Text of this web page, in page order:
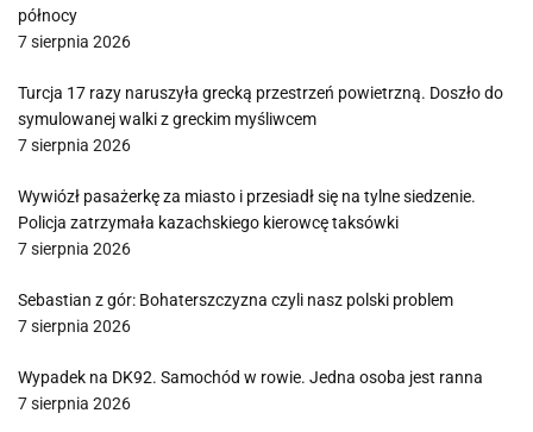
północy
7 sierpnia 2026
Turcja 17 razy naruszyła grecką przestrzeń powietrzną. Doszło do
symulowanej walki z greckim myśliwcem
7 sierpnia 2026
Wywiózł pasażerkę za miasto i przesiadł się na tylne siedzenie.
Policja zatrzymała kazachskiego kierowcę taksówki
7 sierpnia 2026
Sebastian z gór: Bohaterszczyzna czyli nasz polski problem
7 sierpnia 2026
Wypadek na DK92. Samochód w rowie. Jedna osoba jest ranna
7 sierpnia 2026